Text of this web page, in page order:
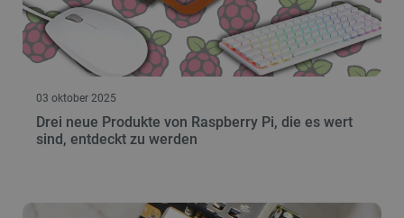
03 oktober 2025
Drei neue Produkte von Raspberry Pi, die es wert
sind, entdeckt zu werden